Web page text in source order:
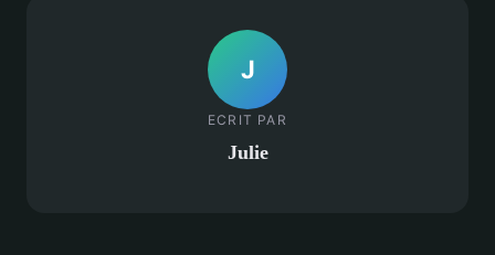
J
ECRIT PAR
Julie